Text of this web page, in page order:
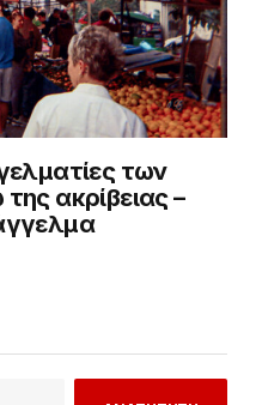
των
ακρίβειας –